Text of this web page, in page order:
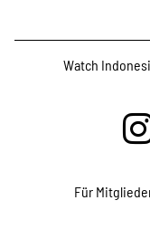
Watch
Für